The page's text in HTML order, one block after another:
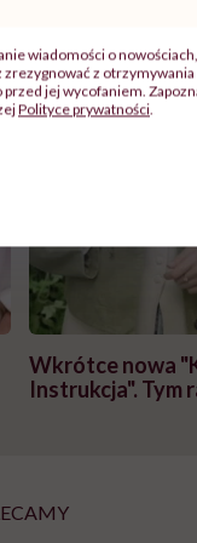
Wkrótce nowa
Instrukcja". Tym
wiadomości o
z
jej wycofaniem.
Polityce prywatności.